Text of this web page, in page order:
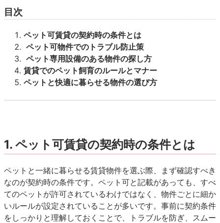
目次
ペット可賃貸の契約時の条件とは
ペット可物件でのトラブル防止策
ペット専用設備のある物件の探し方
賃貸でのペット飼育のルールとマナー
ペットと快適に暮らせる物件の選び方
1. ペット可賃貸の契約時の条件とは
ペットと一緒に暮らせる賃貸物件を選ぶ際、まず確認すべき
なのが契約時の条件です。ペット可と記載があっても、すべ
てのペットが許可されているわけではなく、物件ごとに細か
いルールが設定されていることが多いです。事前に契約条件
をしっかりと理解しておくことで、トラブルを防ぎ、スムー